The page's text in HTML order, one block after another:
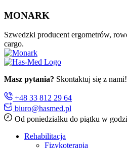
MONARK
Szwedzki producent ergometrów,
cargo.
Masz pytania? Skontaktuj się z nami!
+48 33 812 29 64
biuro@hasmed.pl
Od poniedziałku do piątku w
Rehabilitacja
Fizykoterapia